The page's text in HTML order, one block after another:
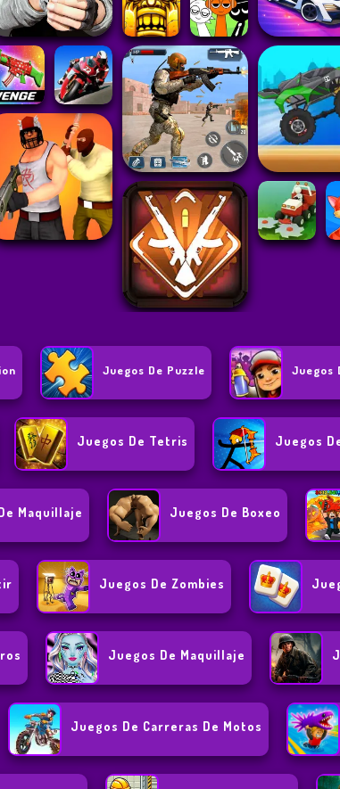
Juegos De Puzzle Juegos
Juegos De Tetris Juegos
Maquillaje Juegos De Boxeo
Juegos De Zombies
Juegos De Maquillaje
Juegos De Carreras De Motos